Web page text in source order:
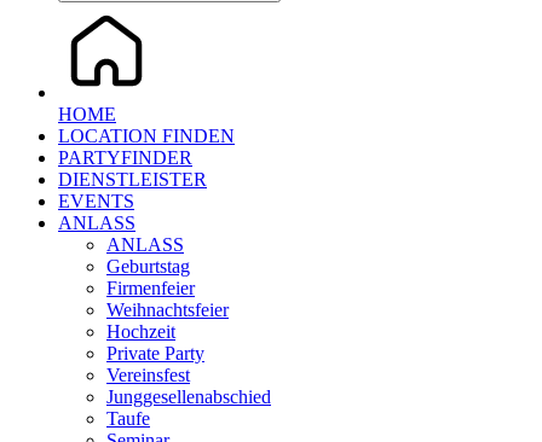
HOME
LOCATION FINDEN
PARTYFINDER
DIENSTLEISTER
EVENTS
ANLASS
ANLASS
Geburtstag
Firmenfeier
Weihnachtsfeier
Hochzeit
Private Party
Vereinsfest
Junggesellenabschied
Taufe